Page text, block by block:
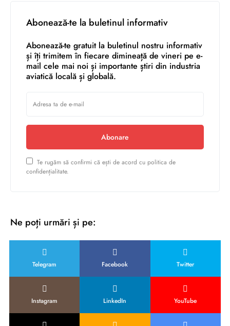
Abonează-te la buletinul informativ
Abonează-te gratuit la buletinul nostru informativ
și îți trimitem în fiecare dimineață de vineri pe e-
mail cele mai noi și importante știri din industria
aviatică locală și globală.
Abonare
Te rugăm să confirmi că ești de acord cu politica de
confidențialitate.
Ne poți urmări și pe:
Telegram Facebook Twitter
Instagram LinkedIn YouTube